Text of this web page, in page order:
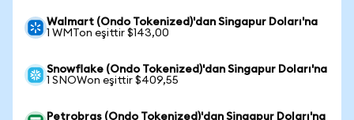
Walmart (Ondo Tokenized)'dan Singapur Doları'na
1 WMTon eşittir $143,00
Snowflake (Ondo Tokenized)'dan Singapur Doları'na
1 SNOWon eşittir $409,55
Petrobras (Ondo Tokenized)'dan Singapur Doları'na